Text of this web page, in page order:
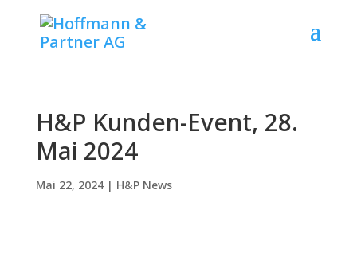
H&P Kunden-Event, 28.
Mai 2024
Mai 22, 2024| H&P News